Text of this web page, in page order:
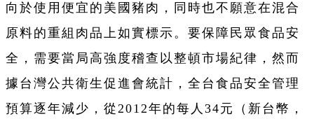
向於使用便宜的美國豬肉，同時也不願意在混合
原料的重組肉品上如實標示。要保障民眾食品安
全，需要當局高強度稽查以整頓市場紀律，然而
據台灣公共衛生促進會統計，全台食品安全管理
預算逐年減少，從2012年的每人34元（新台幣，